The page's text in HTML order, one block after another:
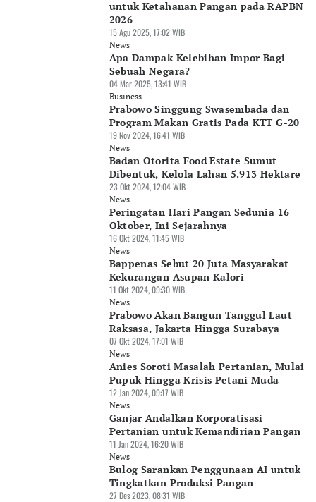
untuk Ketahanan Pangan pada RAPBN
2026
15 Agu 2025, 17:02 WIB
News
Apa Dampak Kelebihan Impor Bagi
Sebuah Negara?
04 Mar 2025, 13:41 WIB
Business
Prabowo Singgung Swasembada dan
Program Makan Gratis Pada KTT G-20
19 Nov 2024, 16:41 WIB
News
Badan Otorita Food Estate Sumut
Dibentuk, Kelola Lahan 5.913 Hektare
23 Okt 2024, 12:04 WIB
News
Peringatan Hari Pangan Sedunia 16
Oktober, Ini Sejarahnya
16 Okt 2024, 11:45 WIB
News
Bappenas Sebut 20 Juta Masyarakat
Kekurangan Asupan Kalori
11 Okt 2024, 09:30 WIB
News
Prabowo Akan Bangun Tanggul Laut
Raksasa, Jakarta Hingga Surabaya
07 Okt 2024, 17:01 WIB
News
Anies Soroti Masalah Pertanian, Mulai
Pupuk Hingga Krisis Petani Muda
12 Jan 2024, 09:17 WIB
News
Ganjar Andalkan Korporatisasi
Pertanian untuk Kemandirian Pangan
11 Jan 2024, 16:20 WIB
News
Bulog Sarankan Penggunaan AI untuk
Tingkatkan Produksi Pangan
27 Des 2023, 08:31 WIB